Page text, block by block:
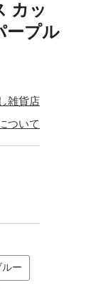
カッ
ープル
雑貨店
ついて
ー